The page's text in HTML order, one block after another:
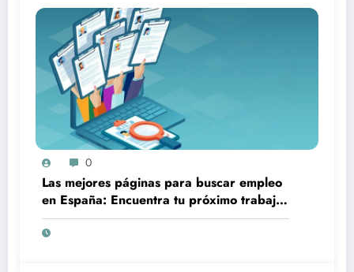
0
Las mejores páginas para buscar empleo
en España: Encuentra tu próximo trabajo
de forma rápida y sencilla